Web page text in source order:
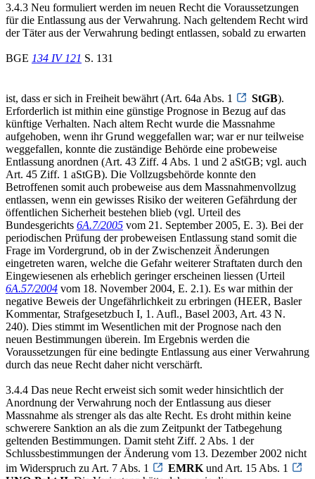
3.4.3 Neu formuliert werden im neuen Recht die Voraussetzungen
für die Entlassung aus der Verwahrung. Nach geltendem Recht wird
der Täter aus der Verwahrung bedingt entlassen, sobald zu erwarten
BGE 134 IV 121 S. 131
ist, dass er sich in Freiheit bewährt (Art. 64a Abs. 1 StGB).
Erforderlich ist mithin eine günstige Prognose in Bezug auf das
künftige Verhalten. Nach altem Recht wurde die Massnahme
aufgehoben, wenn ihr Grund weggefallen war; war er nur teilweise
weggefallen, konnte die zuständige Behörde eine probeweise
Entlassung anordnen (Art. 43 Ziff. 4 Abs. 1 und 2 aStGB; vgl. auch
Art. 45 Ziff. 1 aStGB). Die Vollzugsbehörde konnte den
Betroffenen somit auch probeweise aus dem Massnahmenvollzug
entlassen, wenn ein gewisses Risiko der weiteren Gefährdung der
öffentlichen Sicherheit bestehen blieb (vgl. Urteil des
Bundesgerichts 6A.7/2005 vom 21. September 2005, E. 3). Bei der
periodischen Prüfung der probeweisen Entlassung stand somit die
Frage im Vordergrund, ob in der Zwischenzeit Änderungen
eingetreten waren, welche die Gefahr weiterer Straftaten durch den
Eingewiesenen als erheblich geringer erscheinen liessen (Urteil
6A.57/2004 vom 18. November 2004, E. 2.1). Es war mithin der
negative Beweis der Ungefährlichkeit zu erbringen (HEER, Basler
Kommentar, Strafgesetzbuch I, 1. Aufl., Basel 2003, Art. 43 N.
240). Dies stimmt im Wesentlichen mit der Prognose nach den
neuen Bestimmungen überein. Im Ergebnis werden die
Voraussetzungen für eine bedingte Entlassung aus einer Verwahrung
durch das neue Recht daher nicht verschärft.
3.4.4 Das neue Recht erweist sich somit weder hinsichtlich der
Anordnung der Verwahrung noch der Entlassung aus dieser
Massnahme als strenger als das alte Recht. Es droht mithin keine
schwerere Sanktion an als die zum Zeitpunkt der Tatbegehung
geltenden Bestimmungen. Damit steht Ziff. 2 Abs. 1 der
Schlussbestimmungen der Änderung vom 13. Dezember 2002 nicht
im Widerspruch zu Art. 7 Abs. 1
EMRK und Art. 15 Abs. 1